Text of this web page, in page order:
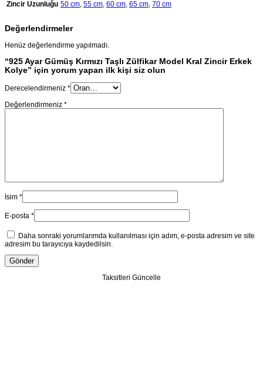
Zincir Uzunluğu 50 cm 55 cm 60 cm 65 cm 70 cm
Değerlendirmeler
Henüz değerlendirme yapılmadı.
“925 Ayar Gümüş Kırmızı Taşlı Zülfikar Model Kral Zincir Erkek
Kolye” için yorum yapan ilk kişi siz olun
Derecelendirmeniz *
Değerlendirmeniz *
İsim *
E-posta *
Daha sonraki yorumlarımda kullanılması için adım, e-posta adresim ve site
adresim bu tarayıcıya kaydedilsin.
Taksitleri Güncelle